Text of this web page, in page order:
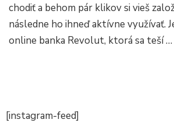
chodiť a behom pár klikov si vieš
následne ho ihneď aktívne využívať.
online banka Revolut, ktorá sa teší …
[instagram-feed]